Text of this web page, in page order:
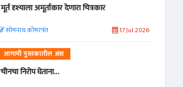
मूर्त दृश्याला अमूर्ताकार देणारा चित्रकार
सोमनाथ कोमरपंत 17 Jul 2026
आगामी पुस्तकातील अंश
चीनचा निरोप घेताना...